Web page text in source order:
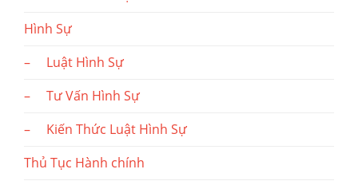
Hình Sự
– Luật Hình Sự
– Tư Vấn Hình Sự
– Kiến Thức Luật Hình Sự
Thủ Tục Hành chính